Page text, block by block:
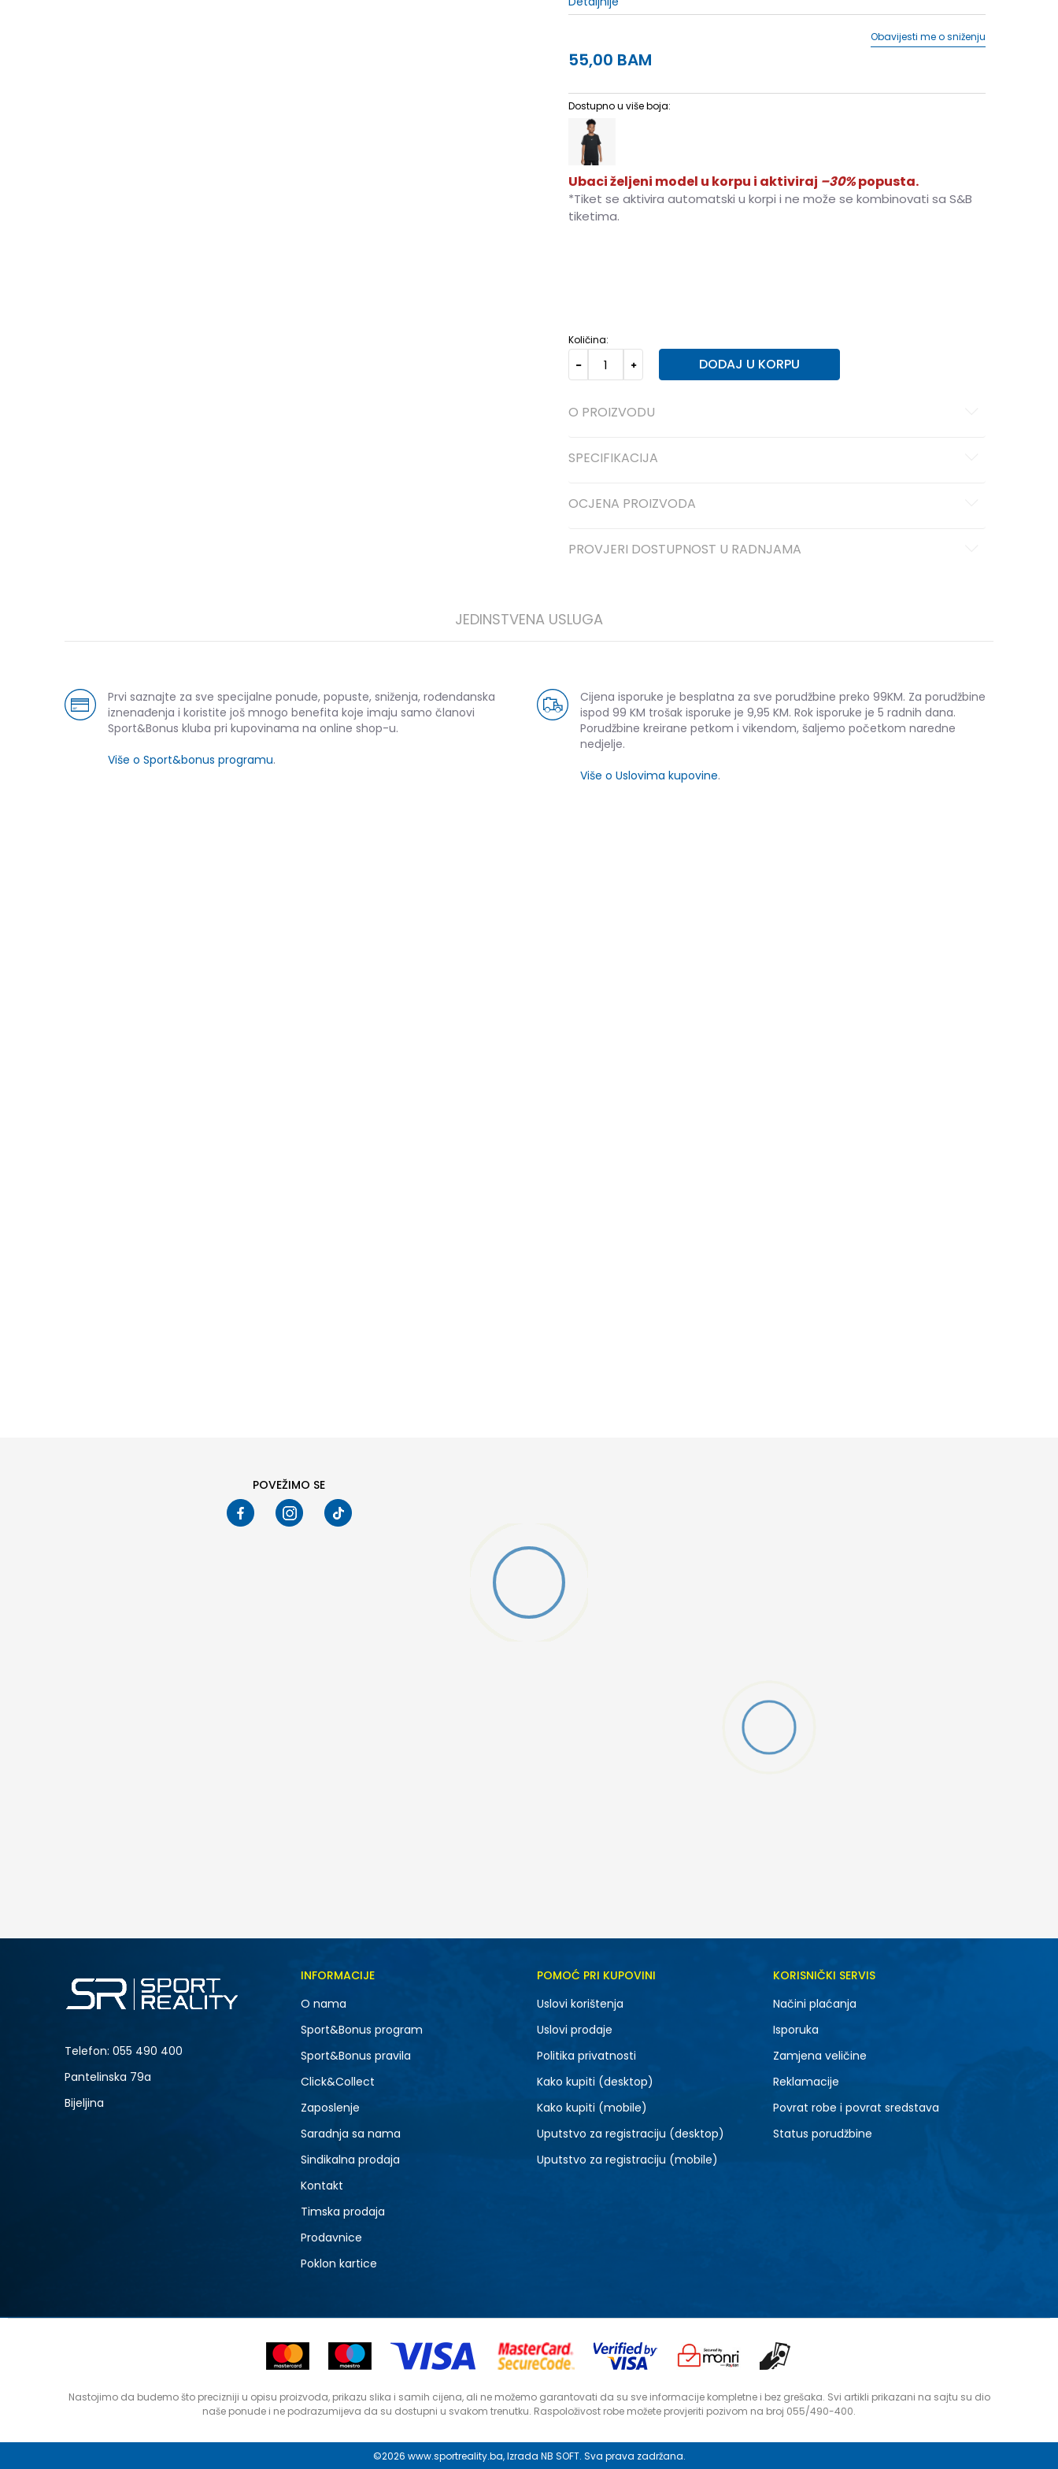
55,00 BAM
Obavijesti me o sniženju
Dostupno u više boja:
Ubaci željeni model u korpu i aktiviraj –30%popusta.
*Tiket se aktivira automatski u korpi i ne može se kombinovati sa S&B
tiketima.
Količina:
DODAJ U KORPU
O PROIZVODU
SPECIFIKACIJA
OCJENA PROIZVODA
PROVJERI DOSTUPNOST U RADNJAMA
JEDINSTVENA USLUGA
Prvi saznajte za sve specijalne ponude, popuste, sniženja, rođendanska
iznenađenja i koristite još mnogo benefita koje imaju samo članovi
Sport&Bonus kluba pri kupovinama na online shop-u.
Više o Sport&bonus programu.
Cijena isporuke je besplatna za sve porudžbine preko 99KM. Za porudžbine
ispod 99 KM trošak isporuke je 9,95 KM. Rok isporuke je 5 radnih dana.
Porudžbine kreirane petkom i vikendom, šaljemo početkom naredne
nedjelje.
Više o Uslovima kupovine.
LG
POVEŽIMO SE
Telefon: 055 490 400
Pantelinska 79a
Bijeljina
INFORMACIJE
O nama
Sport&Bonus program
Sport&Bonus pravila
Click&Collect
Zaposlenje
Saradnja sa nama
Sindikalna prodaja
Kontakt
Timska prodaja
Prodavnice
Poklon kartice
POMOĆ PRI KUPOVINI
Uslovi korištenja
Uslovi prodaje
Politika privatnosti
Kako kupiti (desktop)
Kako kupiti (mobile)
Uputstvo za registraciju (desktop)
Uputstvo za registraciju (mobile)
KORISNIČKI SERVIS
Načini plaćanja
Isporuka
Zamjena veličine
Reklamacije
Povrat robe i povrat sredstava
Status porudžbine
Nastojimo da budemo što precizniji u opisu proizvoda, prikazu slika i samih cijena, ali ne možemo garantovati da su sve informacije kompletne i bez grešaka. Svi artikli prikazani na sajtu su dio
naše ponude i ne podrazumijeva da su dostupni u svakom trenutku. Raspoloživost robe možete provjeriti pozivom na broj 055/490-400.
©2026 www.sportreality.ba, Izrada NB SOFT. Sva prava zadržana.